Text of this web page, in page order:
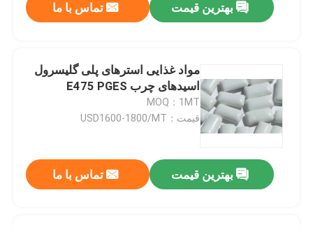
بهترین قیمت تماس با ما
مواد غذایی استرهای پلی گلیسرول
اسیدهای چرب E475 PGES
MOQ：1MT
قیمت：USD1600-1800/MT
بهترین قیمت تماس با ما